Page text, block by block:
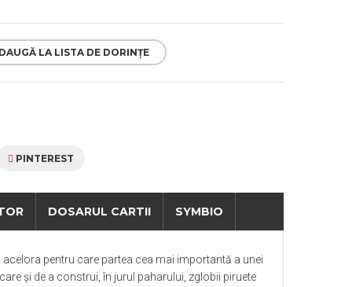
LA LISTA DE DORINȚE
PINTEREST
DOSARUL CARTII SYMBIO
pentru care partea cea mai importantă a unei
și de a construi, în jurul paharului, zglobii piruete